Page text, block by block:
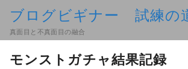
ブログビギナー 試練の
真面目と不真面目の融合
モンストガチャ結果記録